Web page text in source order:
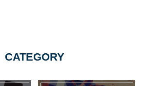
CATEGORY